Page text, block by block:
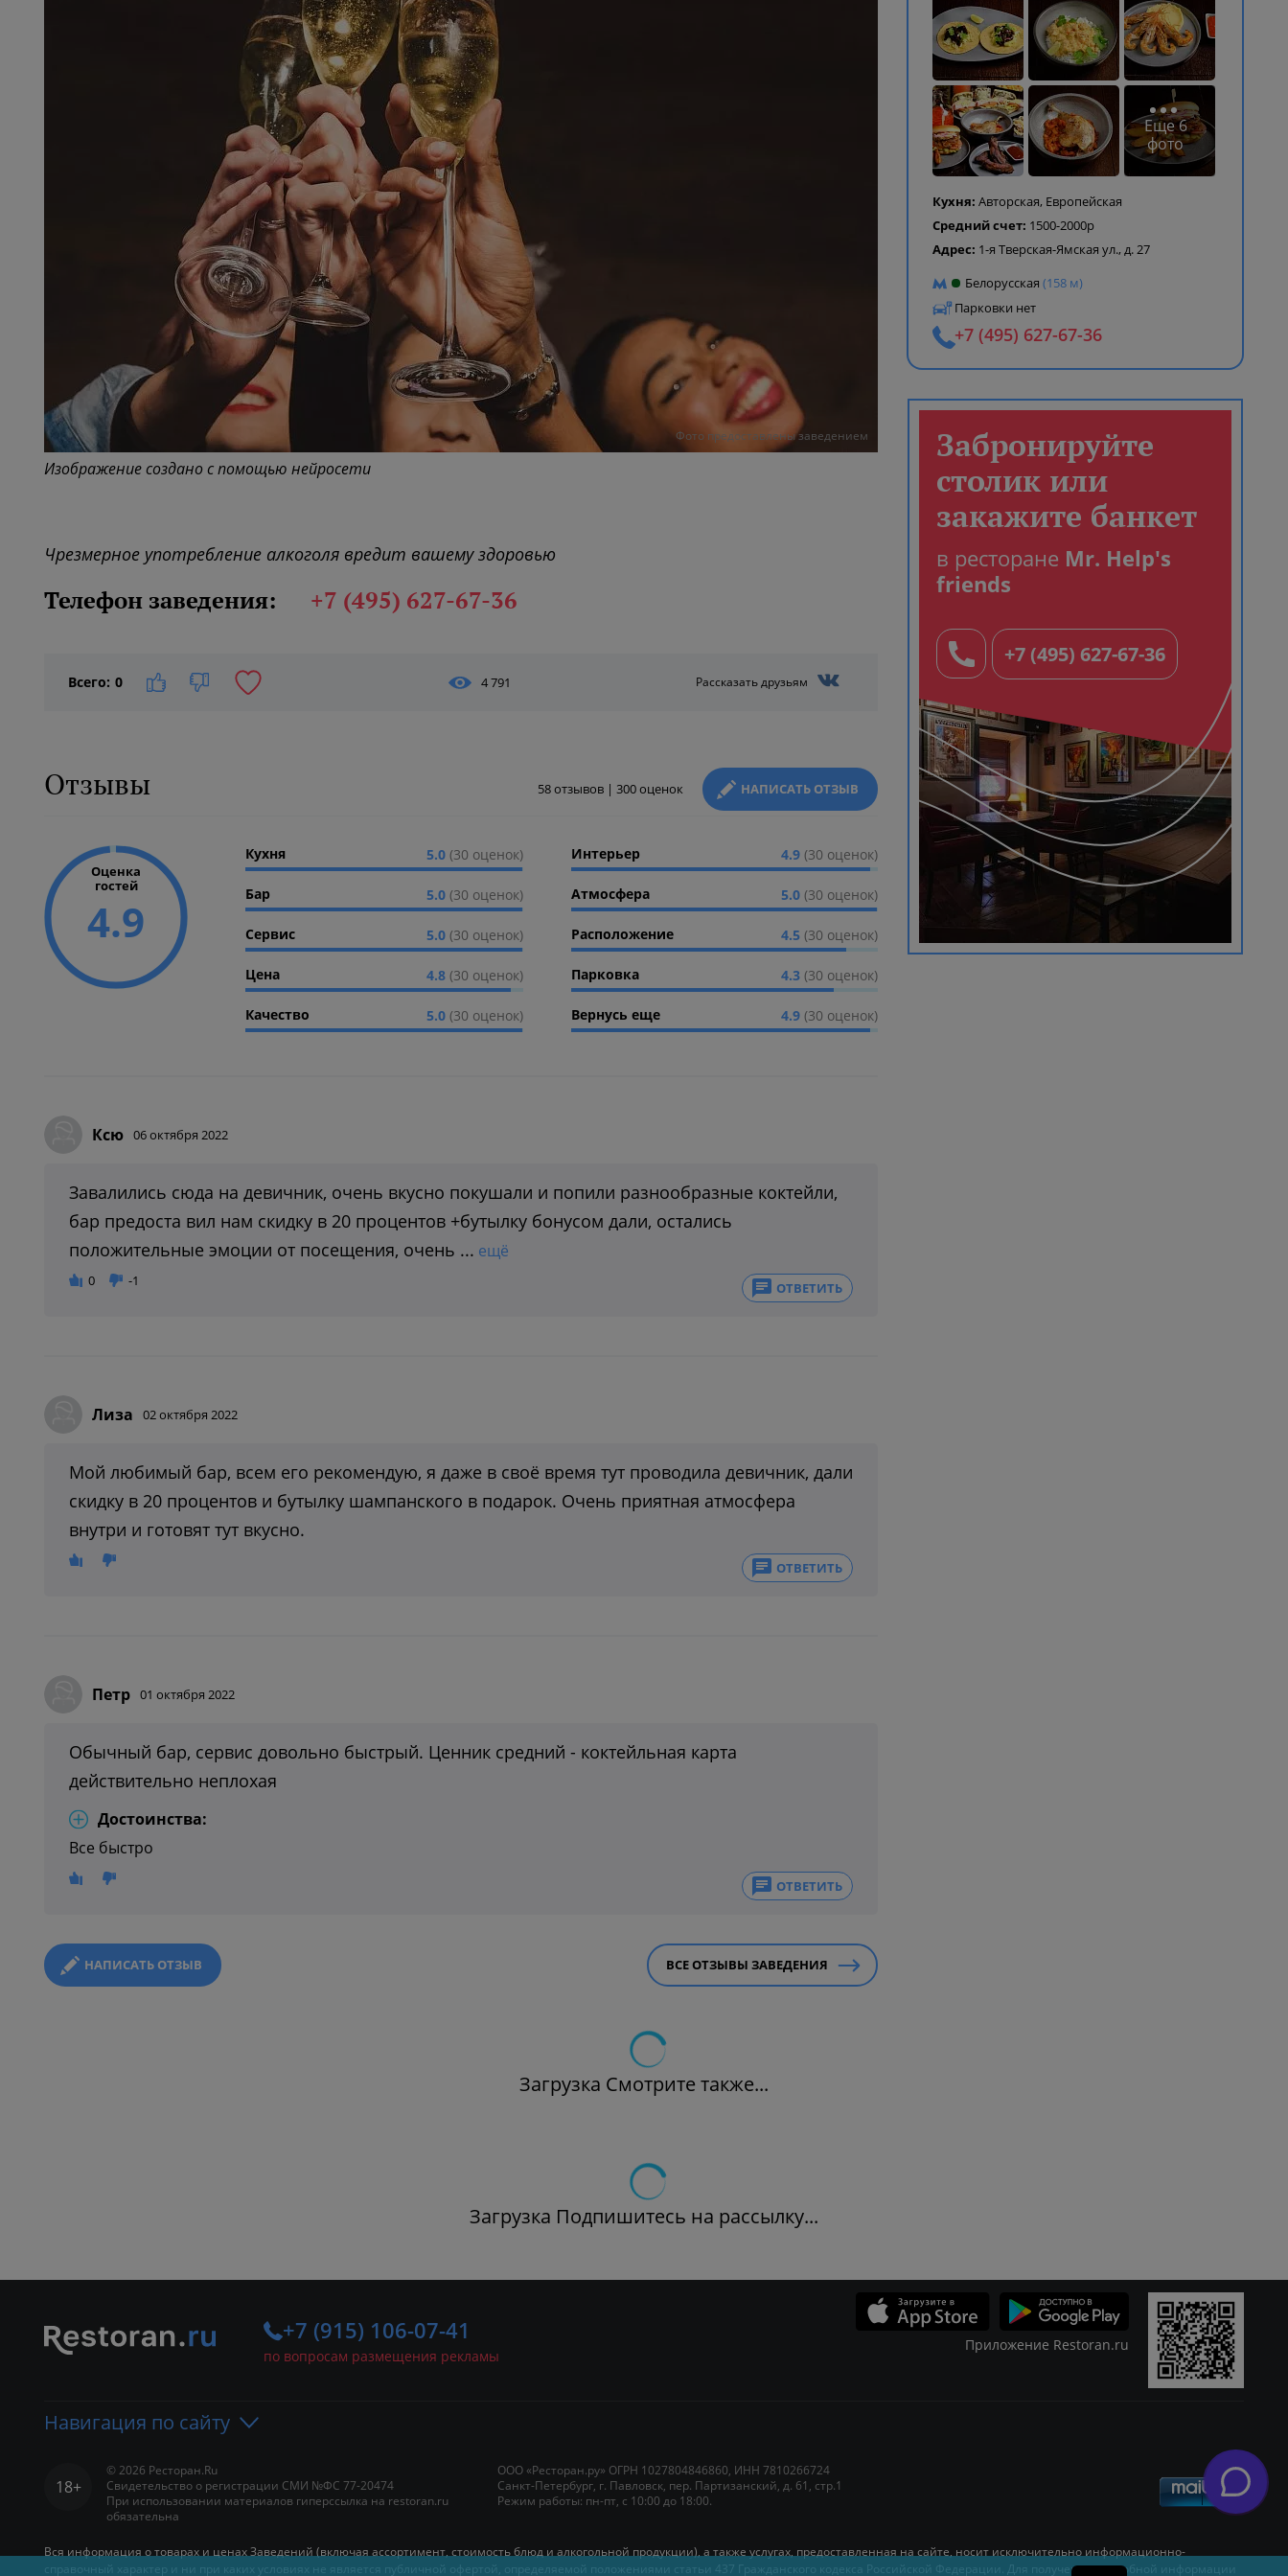
Фото предоставлены заведением
Изображение создано с помощью нейросети
Чрезмерное употребление алкоголя вредит вашему здоровью
Телефон заведения: +7 (495) 627-67-36
Всего: 0 4 791 Рассказать друзьям
Отзывы 58 отзывов | 300 оценок НАПИСАТЬ ОТЗЫВ
Оценка
гостей
4.9
Кухня 5.0 (30 оценок)
Бар 5.0 (30 оценок)
Сервис 5.0 (30 оценок)
Цена 4.8 (30 оценок)
Качество 5.0 (30 оценок)
Интерьер 4.9 (30 оценок)
Атмосфера 5.0 (30 оценок)
Расположение 4.5 (30 оценок)
Парковка 4.3 (30 оценок)
Вернусь еще 4.9 (30 оценок)
Ксю 06 октября 2022
Завалились сюда на девичник, очень вкусно покушали и попили разнообразные коктейли,
бар предоста вил нам скидку в 20 процентов +бутылку бонусом дали, остались
положительные эмоции от посещения, очень ... ещё
0 -1 ОТВЕТИТЬ
Лиза 02 октября 2022
Мой любимый бар, всем его рекомендую, я даже в своё время тут проводила девичник, дали
скидку в 20 процентов и бутылку шампанского в подарок. Очень приятная атмосфера
внутри и готовят тут вкусно.
ОТВЕТИТЬ
Петр 01 октября 2022
Обычный бар, сервис довольно быстрый. Ценник средний - коктейльная карта
действительно неплохая
Достоинства:
Все быстро
ОТВЕТИТЬ
НАПИСАТЬ ОТЗЫВ ВСЕ ОТЗЫВЫ ЗАВЕДЕНИЯ
Еще 6
фото
Кухня: Авторская, Европейская
Средний счет: 1500-2000р
Адрес: 1-я Тверская-Ямская ул., д. 27
Белорусская (158 м)
Парковки нет
+7 (495) 627-67-36
Забронируйте
столик или
закажите банкет
в ресторане Mr. Help's
friends
+7 (495) 627-67-36
Загрузка Смотрите также...
Загрузка Подпишитесь на рассылку...
+7 (915) 106-07-41
по вопросам размещения рекламы
Приложение Restoran.ru
Навигация по сайту
Портал
Добавить заведение
Рестораны Банкетные залы Куда пойти
рестораны
Афиши
DJ-сет
День рождения
Журнал
Открытия
18+
© 2026 Ресторан.Ru
Свидетельство о регистрации СМИ №ФС 77-20474
При использовании материалов гиперссылка на restoran.ru
обязательна
ООО «Ресторан.ру» ОГРН 1027804846860, ИНН 7810266724
Санкт-Петербург, г. Павловск, пер. Партизанский, д. 61, стр.1
Режим работы: пн-пт, с 10:00 до 18:00.
Вся информация о товарах и ценах Заведений (включая ассортимент, стоимость блюд и алкогольной продукции), а также услугах, предоставленная на сайте, носит исключительно информационно-
справочный характер и ни при каких условиях не является публичной офертой, определяемой положениями статьи 437 Гражданского кодекса Российской Федерации. Для получения подробной информации